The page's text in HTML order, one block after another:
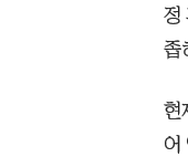
정
좁
현
어